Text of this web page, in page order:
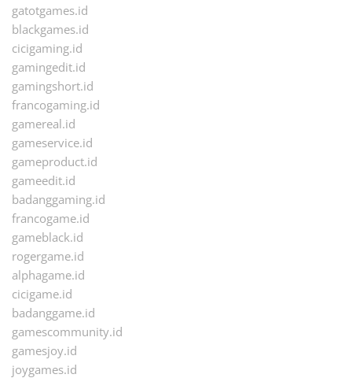
gatotgames.id
blackgames.id
cicigaming.id
gamingedit.id
gamingshort.id
francogaming.id
gamereal.id
gameservice.id
gameproduct.id
gameedit.id
badanggaming.id
francogame.id
gameblack.id
rogergame.id
alphagame.id
cicigame.id
badanggame.id
gamescommunity.id
gamesjoy.id
joygames.id